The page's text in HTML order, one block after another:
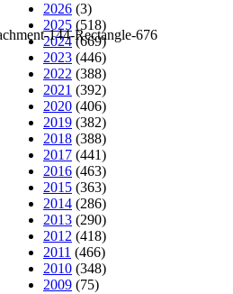
2026 (3)
2025 (518)
2024(669)
2023 (446)
2022 (388)
2021 (392)
2020 (406)
2019 (382)
2018 (388)
2017 (441)
2016 (463)
2015 (363)
2014 (286)
2013 (290)
2012 (418)
2011 (466)
2010 (348)
2009 (75)